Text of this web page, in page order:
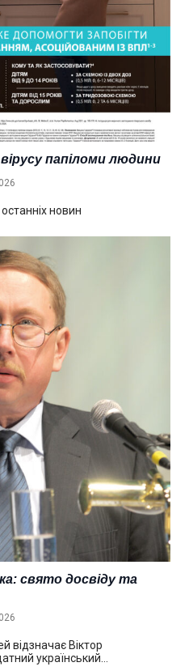
папіломи людини
новин
свято досвіду та
відзначає Віктор
український…